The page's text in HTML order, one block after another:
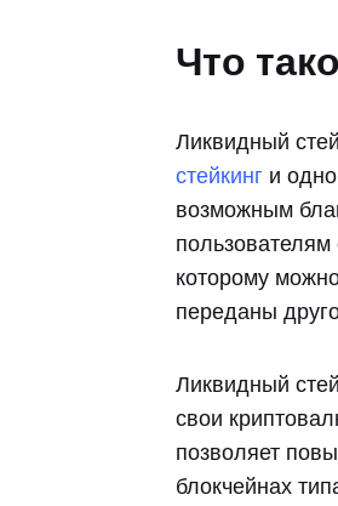
Что
Ликвидный
стейкинг и
возможным
которому
переданы
Ликвидный
свои
позволяет
блокчейнах